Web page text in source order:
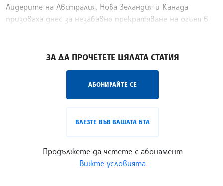
Лидерите на Австралия, Нова Зеландия и Канада
призоваха днес за незабавно прекратяване на огъня в
ЗА ДА ПРОЧЕТЕТЕ ЦЯЛАТА СТАТИЯ
АБОНИРАЙТЕ СЕ
ВЛЕЗТЕ ВЪВ ВАШАТА БТА
Продължете да четете с абонамент
Вижте условията